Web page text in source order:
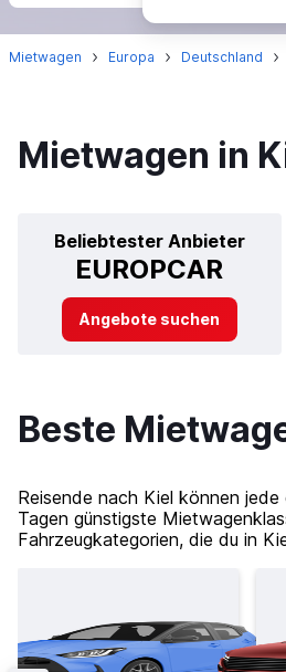
Mietwagen Europa Deutschland
Mietwagen in
Beliebtester Anbieter
EUROPCAR
Angebote suchen
Beste
Reisende nach Kiel können
Tagen günstigste
Fahrzeugkategorien, die du in